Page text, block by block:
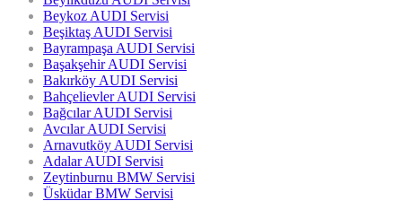
Beykoz AUDI Servisi
Beşiktaş AUDI Servisi
Bayrampaşa AUDI Servisi
Başakşehir AUDI Servisi
Bakırköy AUDI Servisi
Bahçelievler AUDI Servisi
Bağcılar AUDI Servisi
Avcılar AUDI Servisi
Arnavutköy AUDI Servisi
Adalar AUDI Servisi
Zeytinburnu BMW Servisi
Üsküdar BMW Servisi